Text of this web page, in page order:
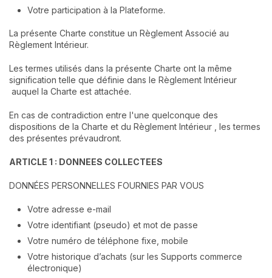
Votre participation à la Plateforme.
La présente Charte constitue un Règlement Associé au
Règlement Intérieur.
Les termes utilisés dans la présente Charte ont la même
signification telle que définie dans le Règlement Intérieur
auquel la Charte est attachée.
En cas de contradiction entre l'une quelconque des
dispositions de la Charte et du Règlement Intérieur , les termes
des présentes prévaudront.
ARTICLE 1 : DONNEES COLLECTEES
DONNÉES PERSONNELLES FOURNIES PAR VOUS
Votre adresse e-mail
Votre identifiant (pseudo) et mot de passe
Votre numéro de téléphone fixe, mobile
Votre historique d’achats (sur les Supports commerce
électronique)